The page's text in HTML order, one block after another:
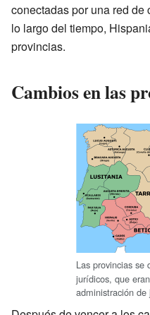
conectadas por una red
lo largo del tiempo,
provincias.
Cambios en las
Las provincias se
jurídicos, que
administración de